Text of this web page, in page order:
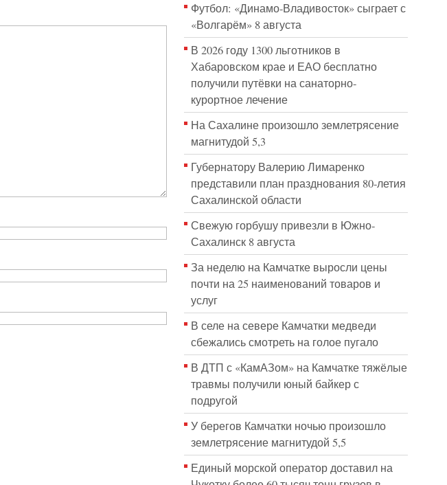
Футбол: «Динамо-Владивосток» сыграет с
«Волгарём» 8 августа
В 2026 году 1300 льготников в
Хабаровском крае и ЕАО бесплатно
получили путёвки на санаторно-
курортное лечение
На Сахалине произошло землетрясение
магнитудой 5,3
Губернатору Валерию Лимаренко
представили план празднования 80-летия
Сахалинской области
Свежую горбушу привезли в Южно-
Сахалинск 8 августа
За неделю на Камчатке выросли цены
почти на 25 наименований товаров и
услуг
В селе на севере Камчатки медведи
сбежались смотреть на голое пугало
В ДТП с «КамАЗом» на Камчатке тяжёлые
травмы получили юный байкер с
подругой
У берегов Камчатки ночью произошло
землетрясение магнитудой 5,5
Единый морской оператор доставил на